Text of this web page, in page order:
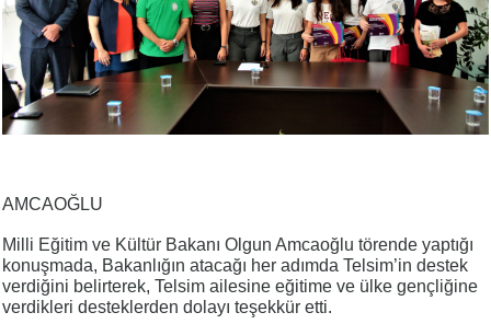
AMCAOĞLU
Milli Eğitim ve Kültür Bakanı Olgun Amcaoğlu törende yaptığı
konuşmada, Bakanlığın atacağı her adımda Telsim’in destek
verdiğini belirterek, Telsim ailesine eğitime ve ülke gençliğine
verdikleri desteklerden dolayı teşekkür etti.